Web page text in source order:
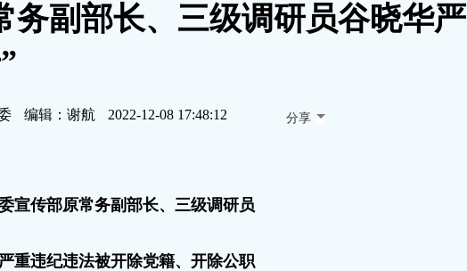
务副部长、三级调研员谷晓华严
编辑：谢航 2022-12-08 17:48:12 分享
宣传部原常务副部长、三级调研员
重违纪违法被开除党籍、开除公职